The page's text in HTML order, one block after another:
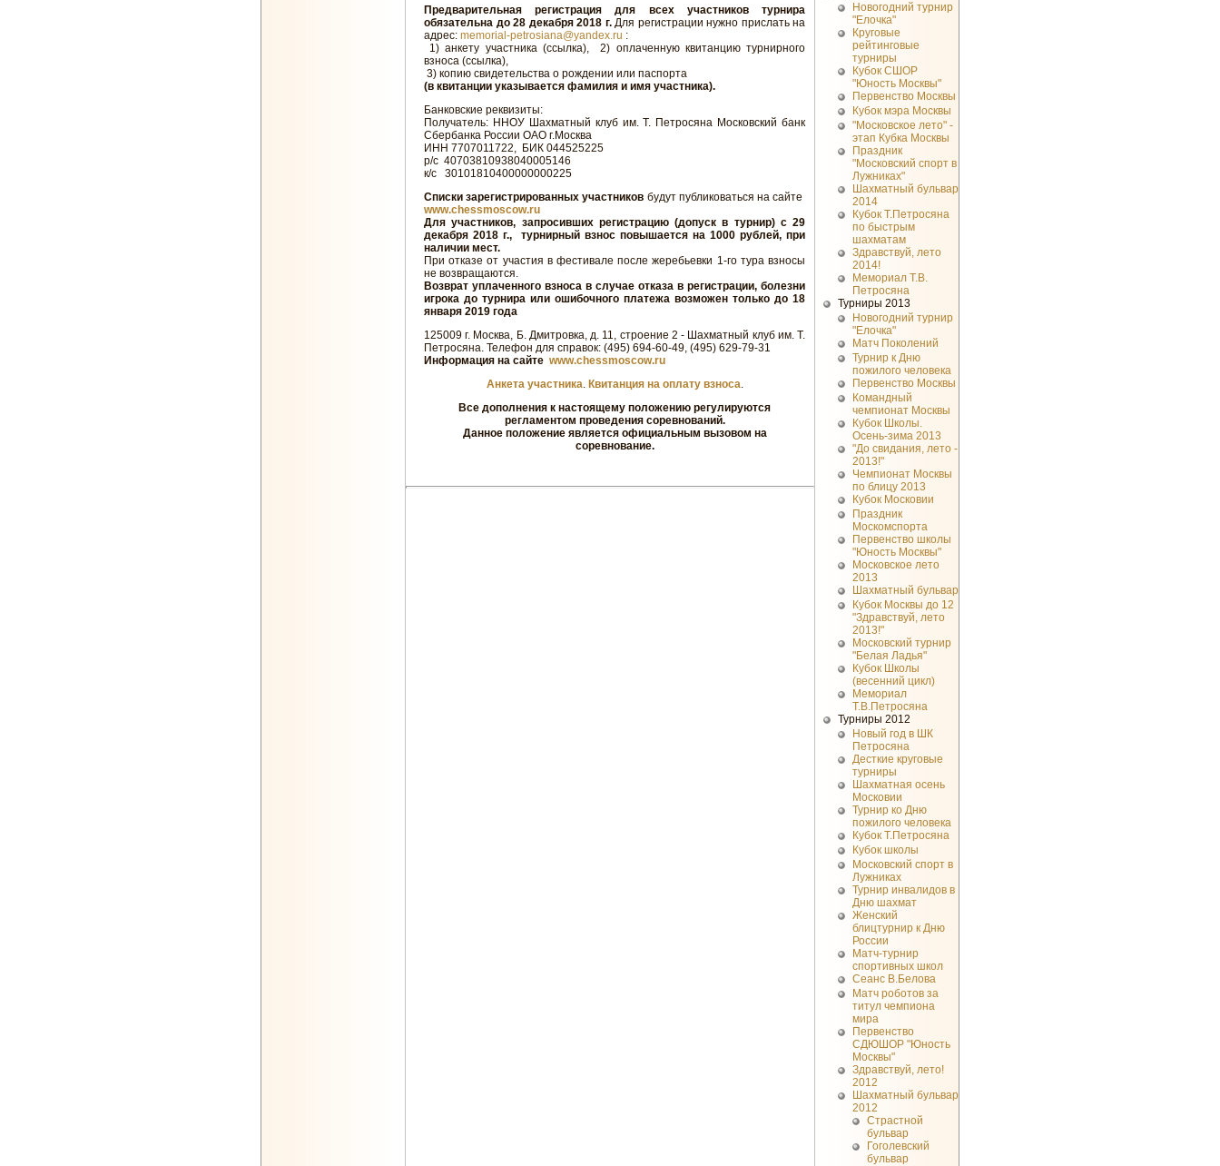
Предварительная регистрация для всех участников турнира
обязательна до 28 декабря 2018 г.Для регистрации нужно прислать на
адрес: memorial-petrosiana@yandex.ru :
1) анкету участника (ссылка), 2) оплаченную квитанцию турнирного
взноса (ссылка),
3) копию свидетельства о рождении или паспорта
(в квитанции указывается фамилия и имя участника).
Банковские реквизиты:
Получатель: ННОУ Шахматный клуб им. Т. Петросяна Московский банк
Сбербанка России ОАО г.Москва
ИНН 7707011722, БИК 044525225
р/с 40703810938040005146
к/с 30101810400000000225
Списки зарегистрированных участников будут публиковаться на сайте
www.chessmoscow.ru
Для участников, запросивших регистрацию (допуск в турнир) с 29
декабря 2018 г., турнирный взнос повышается на 1000 рублей, при
наличии мест.
При отказе от участия в фестивале после жеребьевки 1-го тура взносы
не возвращаются.
Возврат уплаченного взноса в случае отказа в регистрации, болезни
игрока до турнира или ошибочного платежа возможен только до 18
января 2019 года
125009 г. Москва, Б. Дмитровка, д. 11, строение 2 - Шахматный клуб им. Т.
Петросяна. Телефон для справок: (495) 694-60-49, (495) 629-79-31
Информация на сайте www.chessmoscow.ru
Анкета участника. Квитанция на оплату взноса.
Все дополнения к настоящему положению регулируются
регламентом проведения соревнований.
Данное положение является официальным вызовом на
соревнование.
Новогодний турнир
"Елочка"
Круговые
рейтинговые
турниры
Кубок СШОР
"Юность Москвы"
Первенство Москвы
Кубок мэра Москвы
"Московское лето" -
этап Кубка Москвы
Праздник
"Московский спорт в
Лужниках"
Шахматный бульвар
2014
Кубок Т.Петросяна
по быстрым
шахматам
Здравствуй, лето
2014!
Мемориал Т.В.
Петросяна
Турниры 2013
Новогодний турнир
"Елочка"
Матч Поколений
Турнир к Дню
пожилого человека
Первенство Москвы
Командный
чемпионат Москвы
Кубок Школы.
Осень-зима 2013
"До свидания, лето -
2013!"
Чемпионат Москвы
по блицу 2013
Кубок Московии
Праздник
Москомспорта
Первенство школы
"Юность Москвы"
Московское лето
2013
Шахматный бульвар
Кубок Москвы до 12
"Здравствуй, лето
2013!"
Московский турнир
"Белая Ладья"
Кубок Школы
(весенний цикл)
Мемориал
Т.В.Петросяна
Турниры 2012
Новый год в ШК
Петросяна
Десткие круговые
турниры
Шахматная осень
Московии
Турнир ко Дню
пожилого человека
Кубок Т.Петросяна
Кубок школы
Московский спорт в
Лужниках
Турнир инвалидов в
Дню шахмат
Женский
блицтурнир к Дню
России
Матч-турнир
спортивных школ
Сеанс В.Белова
Матч роботов за
титул чемпиона
мира
Первенство
СДЮШОР "Юность
Москвы"
Здравствуй, лето!
2012
Шахматный бульвар
2012
Страстной
бульвар
Гоголевский
бульвар